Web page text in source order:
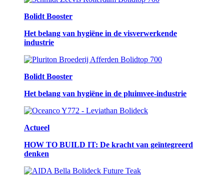
Bolidt Booster
Het belang van hygiëne in de visverwerkende
industrie
Bolidt Booster
Het belang van hygiëne in de pluimvee-industrie
Actueel
HOW TO BUILD IT: De kracht van geïntegreerd
denken